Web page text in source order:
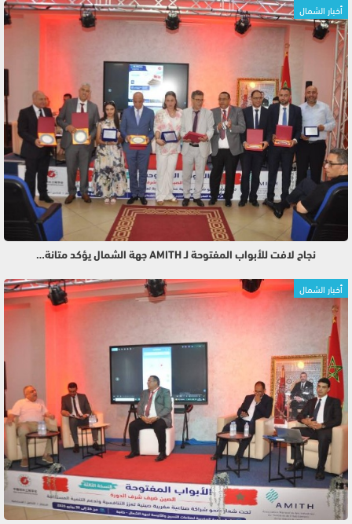
أخبار الشمال
نجاح لافت للأبواب المفتوحة لـ AMITH جهة الشمال يؤكد متانة…
أخبار الشمال